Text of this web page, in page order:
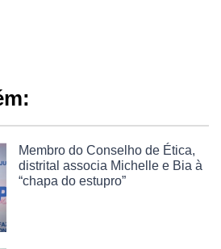
Membro do Conselho de Ética,
distrital associa Michelle e Bia à
“chapa do estupro”